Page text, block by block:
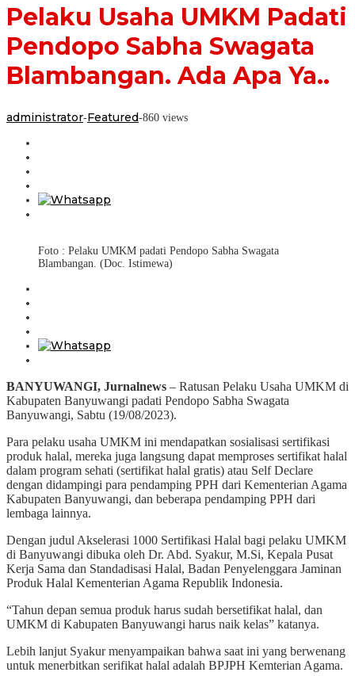
Pelaku Usaha UMKM Padati
Pendopo Sabha Swagata
Blambangan. Ada Apa Ya..
administrator-Featured-860 views
Foto : Pelaku UMKM padati Pendopo Sabha Swagata
Blambangan. (Doc. Istimewa)
BANYUWANGI, Jurnalnews – Ratusan Pelaku Usaha UMKM di
Kabupaten Banyuwangi padati Pendopo Sabha Swagata
Banyuwangi, Sabtu (19/08/2023).
Para pelaku usaha UMKM ini mendapatkan sosialisasi sertifikasi
produk halal, mereka juga langsung dapat memproses sertifikat halal
dalam program sehati (sertifikat halal gratis) atau Self Declare
dengan didampingi para pendamping PPH dari Kementerian Agama
Kabupaten Banyuwangi, dan beberapa pendamping PPH dari
lembaga lainnya.
Dengan judul Akselerasi 1000 Sertifikasi Halal bagi pelaku UMKM
di Banyuwangi dibuka oleh Dr. Abd. Syakur, M.Si, Kepala Pusat
Kerja Sama dan Standadisasi Halal, Badan Penyelenggara Jaminan
Produk Halal Kementerian Agama Republik Indonesia.
“Tahun depan semua produk harus sudah bersetifikat halal, dan
UMKM di Kabupaten Banyuwangi harus naik kelas” katanya.
Lebih lanjut Syakur menyampaikan bahwa saat ini yang berwenang
untuk menerbitkan serifikat halal adalah BPJPH Kemterian Agama.